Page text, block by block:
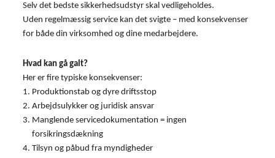
Selv det bedste sikkerhedsudstyr skal vedligeholdes.
Uden regelmæssig service kan det svigte – med konsekvenser
for både din virksomhed og dine medarbejdere.
Hvad kan gå galt?
Her er fire typiske konsekvenser:
Produktionstab og dyre driftsstop
Arbejdsulykker og juridisk ansvar
Manglende servicedokumentation = ingen
forsikringsdækning
Tilsyn og påbud fra myndigheder